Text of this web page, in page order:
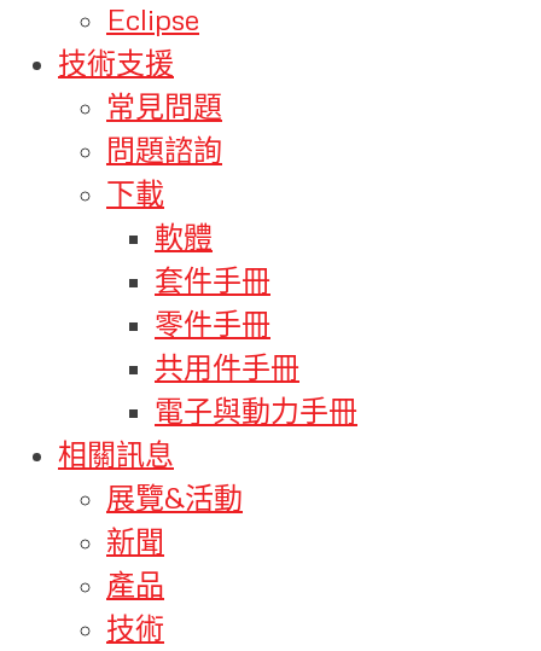
Eclipse
技術支援
常見問題
問題諮詢
下載
軟體
套件手冊
零件手冊
共用件手冊
電子與動力手冊
相關訊息
展覽&活動
新聞
產品
技術